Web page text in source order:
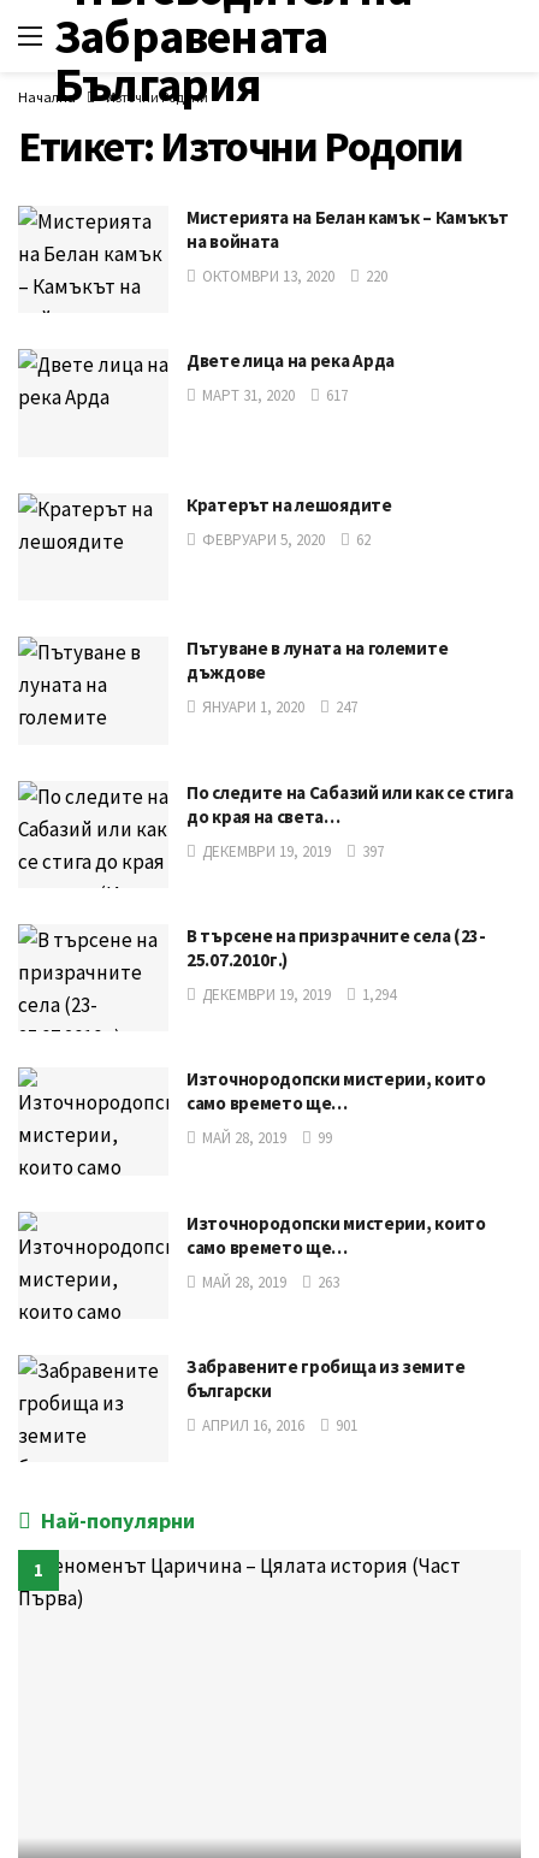
Начална Източни Родопи
Етикет: Източни Родопи
Мистерията на Белан камък – Камъкът
на войната
ОКТОМВРИ 13, 2020 220
Двете лица на река Арда
МАРТ 31, 2020 617
Кратерът на лешоядите
ФЕВРУАРИ 5, 2020 62
Пътуване в луната на големите
дъждове
ЯНУАРИ 1, 2020 247
По следите на Сабазий или как се стига
до края на света…
ДЕКЕМВРИ 19, 2019 397
В търсене на призрачните села (23-
25.07.2010г.)
ДЕКЕМВРИ 19, 2019 1,294
Източнородопски мистерии, които
само времето ще…
МАЙ 28, 2019 99
Източнородопски мистерии, които
само времето ще…
МАЙ 28, 2019 263
Забравените гробища из земите
български
АПРИЛ 16, 2016 901
Най-популярни